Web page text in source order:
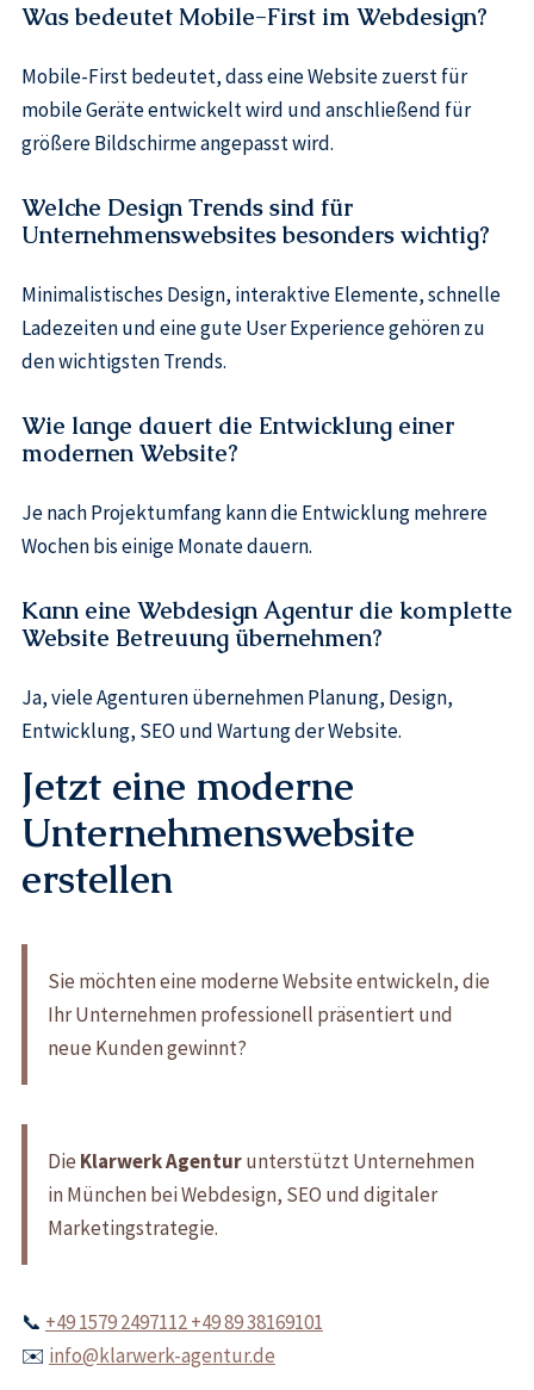
Was bedeutet Mobile-First im Webdesign?
Mobile-First bedeutet, dass eine Website zuerst für
mobile Geräte entwickelt wird und anschließend für
größere Bildschirme angepasst wird.
Welche Design Trends sind für
Unternehmenswebsites besonders wichtig?
Minimalistisches Design, interaktive Elemente, schnelle
Ladezeiten und eine gute User Experience gehören zu
den wichtigsten Trends.
Wie lange dauert die Entwicklung einer
modernen Website?
Je nach Projektumfang kann die Entwicklung mehrere
Wochen bis einige Monate dauern.
Kann eine Webdesign Agentur die komplette
Website Betreuung übernehmen?
Ja, viele Agenturen übernehmen Planung, Design,
Entwicklung, SEO und Wartung der Website.
Jetzt eine moderne
Unternehmenswebsite
erstellen
Sie möchten eine moderne Website entwickeln, die
Ihr Unternehmen professionell präsentiert und
neue Kunden gewinnt?
Die Klarwerk Agenturunterstützt Unternehmen
in München bei Webdesign, SEO und digitaler
Marketingstrategie.
📞 +49 1579 2497112 +49 89 38169101
✉️ info@klarwerk-agentur.de